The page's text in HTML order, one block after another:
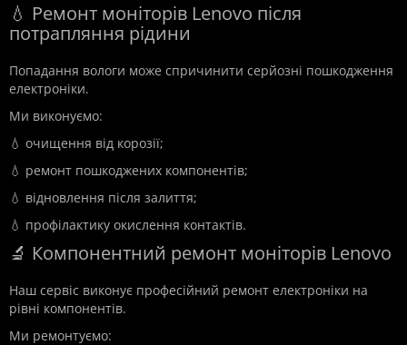
💧 Ремонт моніторів Lenovo після
потрапляння рідини
Попадання вологи може спричинити серйозні пошкодження
електроніки.
Ми виконуємо:
💧 очищення від корозії;
💧 ремонт пошкоджених компонентів;
💧 відновлення після залиття;
💧 профілактику окислення контактів.
🔬 Компонентний ремонт моніторів Lenovo
Наш сервіс виконує професійний ремонт електроніки на
рівні компонентів.
Ми ремонтуємо: